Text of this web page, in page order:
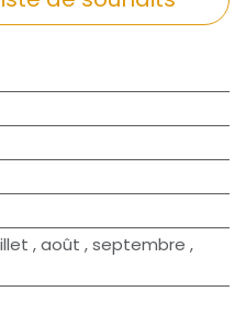
,août ,septembre ,